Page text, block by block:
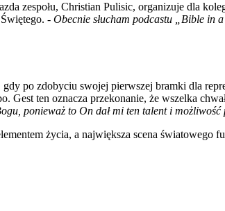
zespołu, Christian Pulisic, organizuje dla
- Obecnie słucham podcastu „Bible in
po zdobyciu swojej pierwszej bramki dla
Gest ten oznacza przekonanie, że wszelka
ponieważ to On dał mi ten talent i
życia, a największa scena światowego